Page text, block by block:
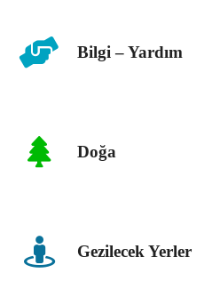
Bilgi – Yardım
Doğa
Gezilecek Yerler